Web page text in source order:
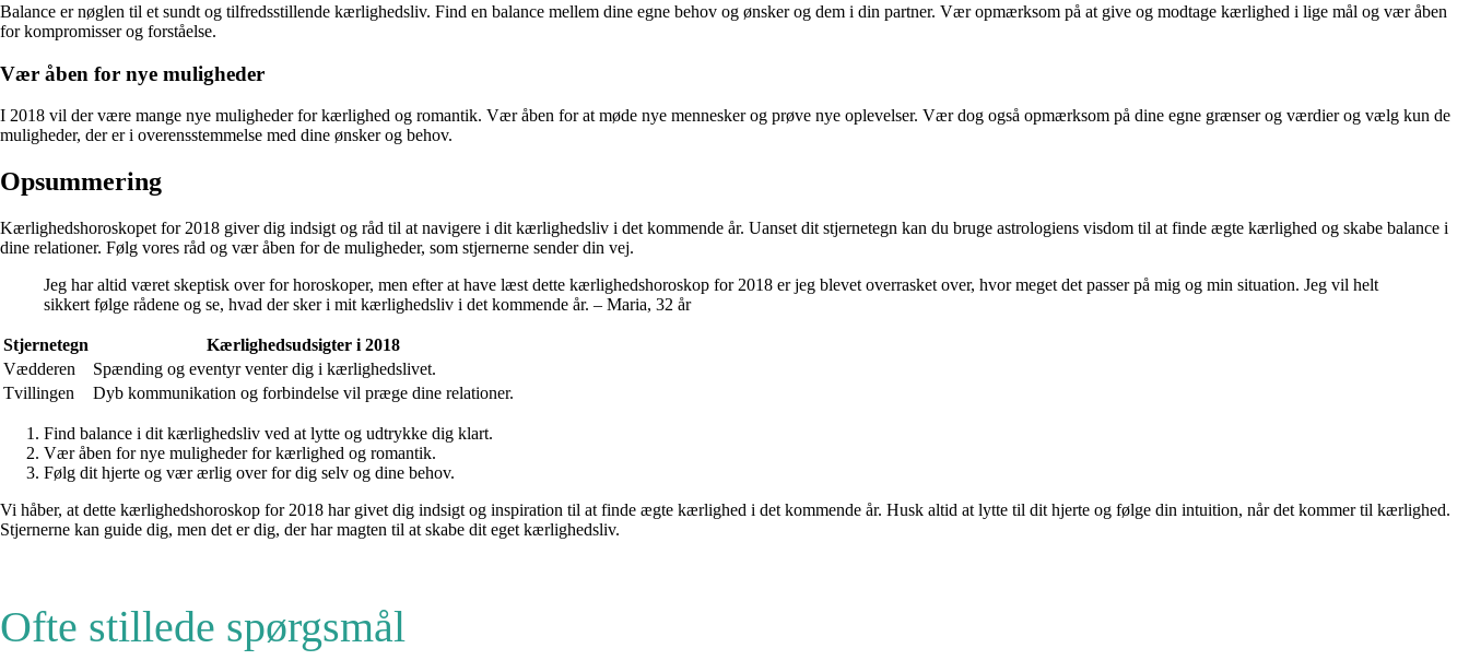
Balance er nøglen til et sundt og tilfredsstillende kærlighedsliv. Find en balance mellem dine egne behov og ønsker og dem i din partner. Vær opmærksom på at give og modtage kærlighed i lige mål og vær åben
for kompromisser og forståelse.
Vær åben for nye muligheder
I 2018 vil der være mange nye muligheder for kærlighed og romantik. Vær åben for at møde nye mennesker og prøve nye oplevelser. Vær dog også opmærksom på dine egne grænser og værdier og vælg kun de
muligheder, der er i overensstemmelse med dine ønsker og behov.
Opsummering
Kærlighedshoroskopet for 2018 giver dig indsigt og råd til at navigere i dit kærlighedsliv i det kommende år. Uanset dit stjernetegn kan du bruge astrologiens visdom til at finde ægte kærlighed og skabe balance i
dine relationer. Følg vores råd og vær åben for de muligheder, som stjernerne sender din vej.
Jeg har altid været skeptisk over for horoskoper, men efter at have læst dette kærlighedshoroskop for 2018 er jeg blevet overrasket over, hvor meget det passer på mig og min situation. Jeg vil helt
sikkert følge rådene og se, hvad der sker i mit kærlighedsliv i det kommende år. – Maria, 32 år
Stjernetegn
Kærlighedsudsigter i 2018
Vædderen
Spænding og eventyr venter dig i kærlighedslivet.
Tvillingen
Dyb kommunikation og forbindelse vil præge dine relationer.
Find balance i dit kærlighedsliv ved at lytte og udtrykke dig klart.
Vær åben for nye muligheder for kærlighed og romantik.
Følg dit hjerte og vær ærlig over for dig selv og dine behov.
Vi håber, at dette kærlighedshoroskop for 2018 har givet dig indsigt og inspiration til at finde ægte kærlighed i det kommende år. Husk altid at lytte til dit hjerte og følge din intuition, når det kommer til kærlighed.
Stjernerne kan guide dig, men det er dig, der har magten til at skabe dit eget kærlighedsliv.
Ofte stillede spørgsmål